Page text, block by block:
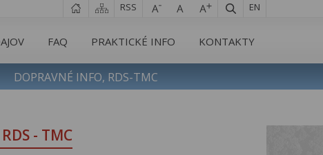
EN
RSS
FAQ PRAKTICKÉ INFO KONTAKTY
DOPRAVNÉ INFO, RDS-TMC
- TMC